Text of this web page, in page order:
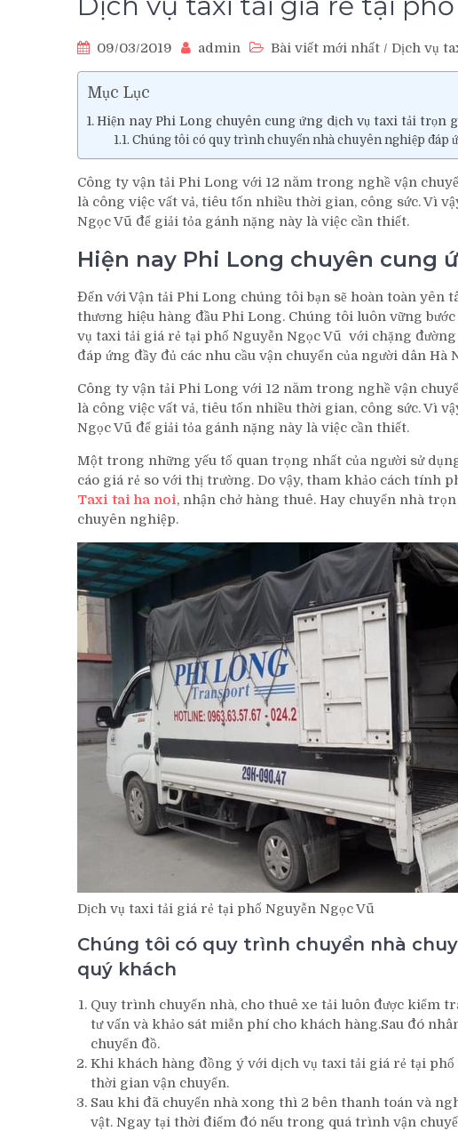
09/03/2019 admin Bài viết mới nhất / Dịch vụ
Mục Lục
Hiện nay Phi Long chuyên cung ứng dịch vụ taxi tải trọn
Chúng tôi có quy trình chuyển nhà chuyên nghiệp đáp
Công ty vận tải Phi Long với 12 năm trong nghề vận
là công việc vất vả, tiêu tốn nhiều thời gian, công sức. Vì
Ngọc Vũ để giải tỏa gánh nặng này là việc cần thiết.
Hiện nay Phi Long chuyên cung
Đến với Vận tải Phi Long chúng tôi bạn sẽ hoàn toàn yên
thương hiệu hàng đầu Phi Long. Chúng tôi luôn vững
vụ taxi tải giá rẻ tại phố Nguyễn Ngọc Vũ với chặng
đáp ứng đầy đủ các nhu cầu vận chuyển của người dân Hà
Công ty vận tải Phi Long với 12 năm trong nghề vận
là công việc vất vả, tiêu tốn nhiều thời gian, công sức. Vì
Ngọc Vũ để giải tỏa gánh nặng này là việc cần thiết.
Một trong những yếu tố quan trọng nhất của người sử
cáo giá rẻ so với thị trường. Do vậy, tham khảo cách tính
Taxi tai ha noi, nhận chở hàng thuê. Hay chuyển nhà
chuyên nghiệp.
Dịch vụ taxi tải giá rẻ tại phố Nguyễn Ngọc Vũ
Chúng tôi có quy trình chuyển nhà
quý khách
Quy trình chuyển nhà, cho thuê xe tải luôn được kiểm
tư vấn và khảo sát miễn phí cho khách hàng.Sau đó
chuyển đồ.
Khi khách hàng đồng ý với dịch vụ taxi tải giá rẻ tại phố
thời gian vận chuyển.
Sau khi đã chuyển nhà xong thì 2 bên thanh toán và
vật. Ngay tại thời điểm đó nếu trong quá trình vận